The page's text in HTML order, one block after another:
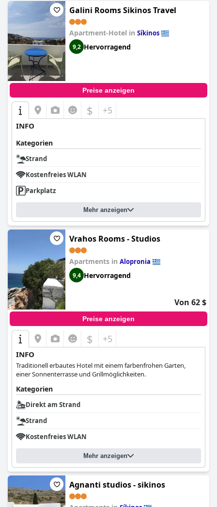
Galini Rooms Sikinos Travel
Apartment-Hotel in Síkinos
9,2 Hervorragend
Preise anzeigen
$ +5
INFO
Kategorien
Strand
Kostenfreies WLAN
Parkplatz
Mehr anzeigen
Vrahos Rooms - Studios
Apartments in Alopronia
9,4 Hervorragend
Von 62 $
Preise anzeigen
$ +5
INFO
Traditionell erbautes Hotel mit einem farbenfrohen Garten,
einer Sonnenterrasse und Grillmöglichkeiten.
Kategorien
Direkt am Strand
Strand
Kostenfreies WLAN
Mehr anzeigen
Agnanti studios - sikinos